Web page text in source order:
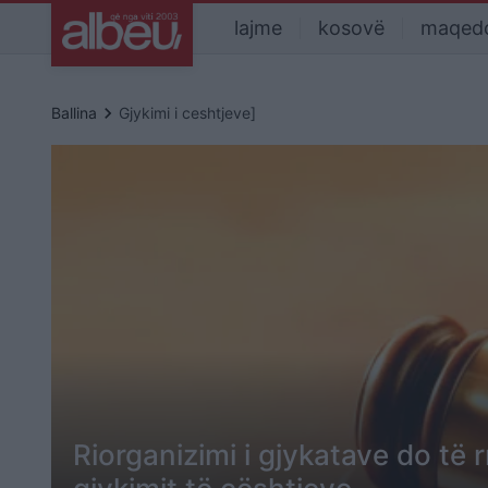
lajme kosovë
Ballina keyboard_arrow_right Gjykimi i ceshtjeve]
Riorganizimi i gjykatave do të